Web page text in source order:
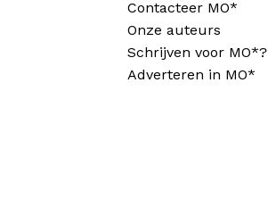
Contacteer MO*
Onze auteurs
Schrijven voor MO*?
Adverteren in MO*